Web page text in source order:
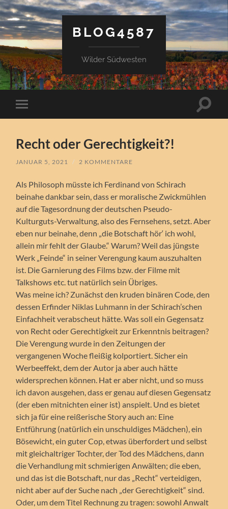
BLOG4587
Wilder Südwesten
Mobile-
Menü
Recht oder Gerechtigkeit?!
JANUAR 5, 2021 / 2 KOMMENTARE
Als Philosoph müsste ich Ferdinand von Schirach
beinahe dankbar sein, dass er moralische Zwickmühlen
auf die Tagesordnung der deutschen Pseudo-
Kulturguts-Verwaltung, also des Fernsehens, setzt. Aber
eben nur beinahe, denn „die Botschaft hör‘ ich wohl,
allein mir fehlt der Glaube.“ Warum? Weil das jüngste
Werk „Feinde“ in seiner Verengung kaum auszuhalten
ist. Die Garnierung des Films bzw. der Filme mit
Talkshows etc. tut natürlich sein Übriges.
Was meine ich? Zunächst den kruden binären Code, den
dessen Erfinder Niklas Luhmann in der Schirach’schen
Einfachheit verabscheut hätte. Was soll ein Gegensatz
von Recht oder Gerechtigkeit zur Erkenntnis beitragen?
Die Verengung wurde in den Zeitungen der
vergangenen Woche fleißig kolportiert. Sicher ein
Werbeeffekt, dem der Autor ja aber auch hätte
widersprechen können. Hat er aber nicht, und so muss
ich davon ausgehen, dass er genau auf diesen Gegensatz
(der eben mitnichten einer ist) anspielt. Und es bietet
sich ja für eine reißerische Story auch an: Eine
Entführung (natürlich ein unschuldiges Mädchen), ein
Bösewicht, ein guter Cop, etwas überfordert und selbst
mit gleichaltriger Tochter, der Tod des Mädchens, dann
die Verhandlung mit schmierigen Anwälten; die eben,
und das ist die Botschaft, nur das „Recht“ verteidigen,
nicht aber auf der Suche nach „der Gerechtigkeit“ sind.
Oder, um dem Titel Rechnung zu tragen: sowohl Anwalt